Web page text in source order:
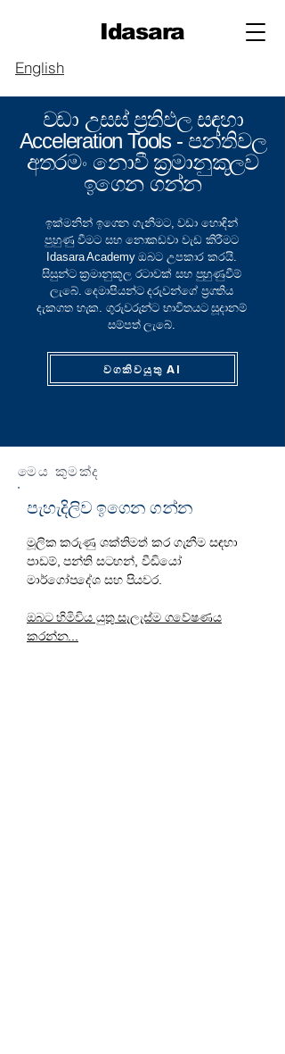
Idasara
English
වඩා උසස් ප්‍රතිඵල සඳහා
Acceleration Tools -පන්තිවල
අතරමං නොවී ක්‍රමානුකූලව
ඉගෙන ගන්න
ඉක්මනින් ඉගෙන ගැනීමට, වඩා හොඳින්
පුහුණු වීමට සහ නොකඩවා වැඩ කිරීමට
Idasara Academy ඔබට උපකාර කරයි.
සිසුන්ට ක්‍රමානුකූල රටාවක් සහ පුහුණුවීම්
ලැබේ. දෙමාපියන්ට දරුවන්ගේ ප්‍රගතිය
දැකගත හැක. ගුරුවරුන්ට භාවිතයට සූදානම්
සම්පත් ලැබේ.
වගකිවයුතු AI
මෙය කුමක්ද
පැහැදිලිව ඉගෙන ගන්න
මූලික කරුණු ශක්තිමත් කර ගැනීම සඳහා
පාඩම්, පන්ති සටහන්, වීඩියෝ
මාර්ගෝපදේශ සහ පියවර.
ඔබට හිමිවිය යුතු සැලැස්ම ගවේෂණය
කරන්න...